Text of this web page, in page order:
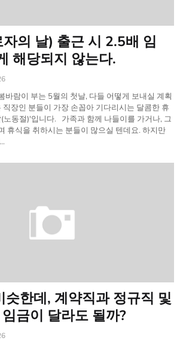
의 날) 출근 시 2.5배 임
해당되지 않는다.
바람이 부는 5월의 첫날, 다들 어떻게 보내실 계획
장인 분들이 가장 손꼽아 기다리시는 달콤한 휴
노동절)'입니다. 가족과 함께 나들이를 가거나, 그
휴식을 취하시는 분들이 많으실 텐데요. 하지만
슷한데, 계약직과 정규직 및
금이 달라도 될까?